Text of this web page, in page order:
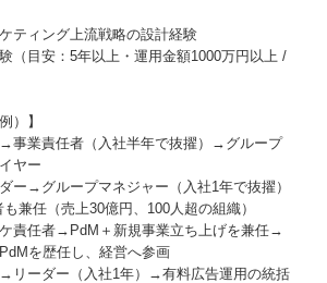
ティング上流戦略の設計経験
（目安：5年以上・運用金額1000万円以上 /
）】
→事業責任者（入社半年で抜擢）→グループ
ヤー
ー→グループマネジャー（入社1年で抜擢）
兼任（売上30億円、100人超の組織）
責任者→PdM＋新規事業立ち上げを兼任→
を歴任し、経営へ参画
→リーダー（入社1年）→有料広告運用の統括